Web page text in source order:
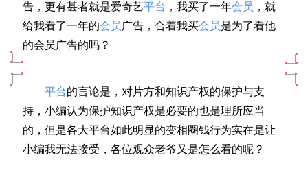
告，更有甚者就是爱奇艺平台 ，我买了一年会员 ，就
给我看了一年的会员 广告，合着我买会员是为了看他
的会员广告的吗？
平台的言论是，对片方和知识产权的保护与支
持，小编认为保护知识产权是必要的也是理所应当
的，但是各大平台如此明显的变相圈钱行为实在是让
小编我无法接受，各位观众老爷又是怎么看的呢？